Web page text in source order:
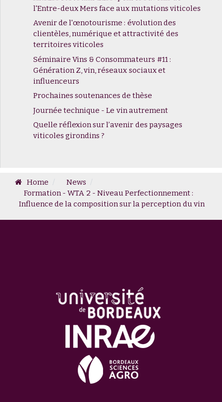
l'Entre-deux Mers face aux mutations viticoles
Avenir de l'œnotourisme : évolution des
clientèles, numérique et attractivité des
territoires viticoles
Séminaire Vins & Consommateurs #11 :
Génération Z, vin, réseaux sociaux et
influenceurs
Prochaines soutenances de thèse
Journée technique - Le vin autrement
Quelle réflexion sur l’avenir des paysages
viticoles girondins ?
Home
News
Formation - WTA 2 - Niveau Perfectionnement :
Influence de la composition sur la perception du vin